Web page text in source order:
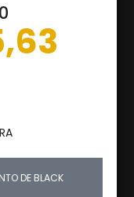
DE BLACK